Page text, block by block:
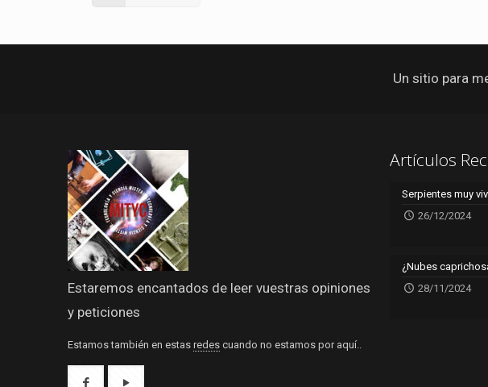
Un sitio para
Estaremos encantados de leer vuestras opiniones
y peticiones
Estamos también en estas redes cuando no estamos por aquí..
Artículos
Serpientes muy
26/12/2024
¿Nubes
28/11/2024